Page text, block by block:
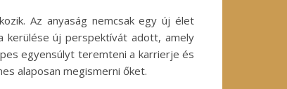
Az anyaság nemcsak egy új élet
kerülése új perspektívát adott, amely
egyensúlyt teremteni a karrierje és
alaposan megismerni őket.